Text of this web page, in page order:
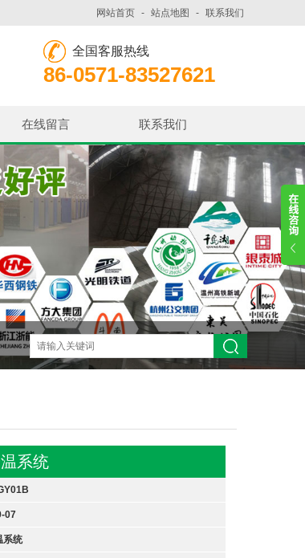
网站首页 - 站点地图 - 联系我们
全国客服热线
86-0571-83527621
在线留言 联系我们
系统
07
系统